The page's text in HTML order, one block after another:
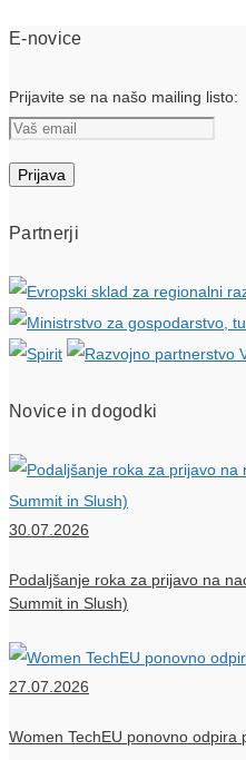
E-novice
Prijavite se na našo mailing listo:
Partnerji
Novice in dogodki
30.07.2026
Podaljšanje roka za prijavo na
Summit in Slush)
27.07.2026
Women TechEU ponovno odpira